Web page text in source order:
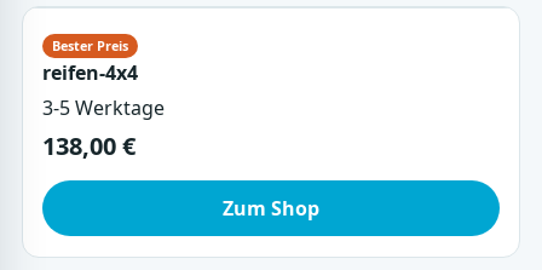
reifen-4x4
3-5 Werktage
138,00 €
Zum Shop